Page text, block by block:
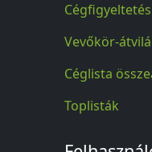
Cégfigyeltetés
Vevőkör-
Céglista
Toplisták